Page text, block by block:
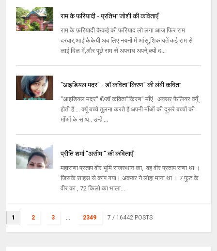
राम के फरियादी - प्रतिभा जोशी की कविताएँ
राम के फ़रियादी कैकई की फरियाद लो लगा आज फिर राम
दरबार,आई कैकेयी अब लिए नयनों में आंसू,शिकायतें कई राम से
लाई दिल में,और पूछे राम से अपराध अपने,क्यों द...
"आइडियल मदर" - डॉ कविता"किरण" की लंबी कविता
"आइडियल मदर" ©डॉ कविता"किरण" माँएं.. अक्सर फैलियर क्यूँ
होती हैं.... क्यूँ बच्चे तुलना करते हैं अपनी माँओं की दूसरे बच्चों की
माँओं के साथ.. उन्हें ...
प्रीति शर्मा "असीम " की कविताएँ
महाराणा प्रताप वीर भूमि राजस्थान का, वह वीर प्रताप राणा था ।
जिसके साहस से कांप गया। अकबर ने लोहा माना था । 7 फुट के
वीर का , 72 किलो का भाला...
1 2 3 ... 2349 7 / 16442 POSTS